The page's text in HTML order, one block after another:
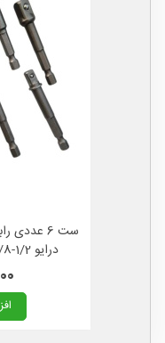
ست 6
درایو 1/2-3/8-1/4 اینچ GW TOOLS